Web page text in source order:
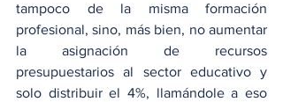
tampoco de la misma formación
profesional, sino, más bien, no aumentar
la asignación de recursos
presupuestarios al sector educativo y
solo distribuir el 4%, llamándole a eso